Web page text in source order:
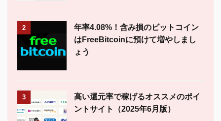
2
年率4.08%！含み損のビットコイン
はFreeBitcoinに預けて増やしまし
ょう
3
高い還元率で稼げるオススメのポイ
ントサイト（2025年6月版）